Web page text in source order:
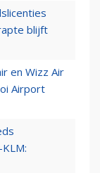
blijft
en Wizz Air
Airport